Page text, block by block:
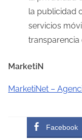
la publicidad
servicios
transparencia
MarketiN
MarketiNet –
Facebook